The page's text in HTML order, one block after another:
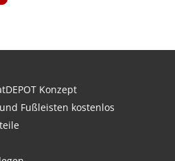
Konzept
Fußleisten kostenlos